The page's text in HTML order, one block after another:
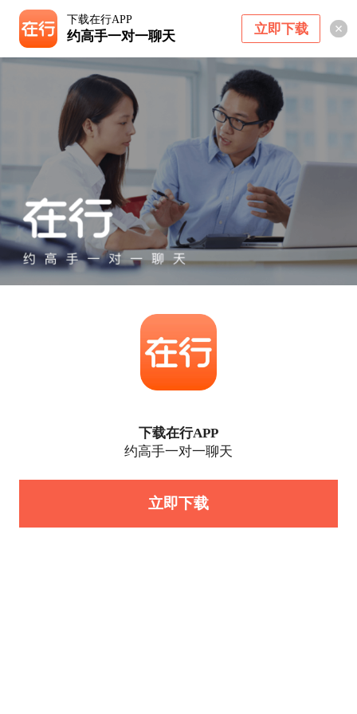
下载在行APP
约高手一对一聊天 立即下载
下载在行APP
约高手一对一聊天
立即下载